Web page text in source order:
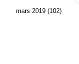
mars 2019 (102)